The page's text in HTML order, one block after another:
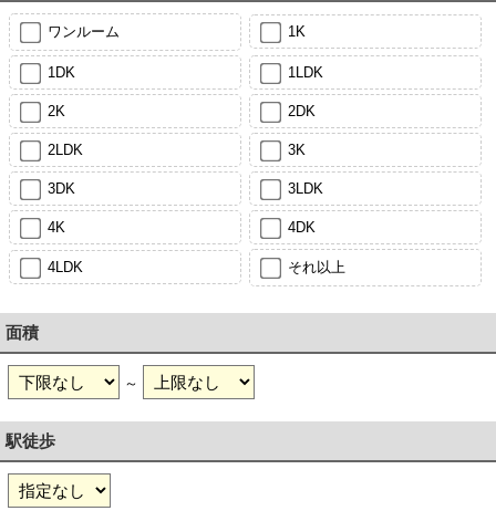
ワンルーム 1K
1DK 1LDK
2K 2DK
2LDK 3K
3DK 3LDK
4K 4DK
4LDK それ以上
面積
～
駅徒歩